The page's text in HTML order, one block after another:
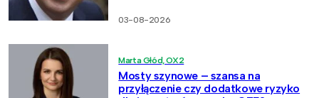
03-08-2026
Marta Głód, OX2
Mosty szynowe – szansa na
przyłączenie czy dodatkowe ryzyko